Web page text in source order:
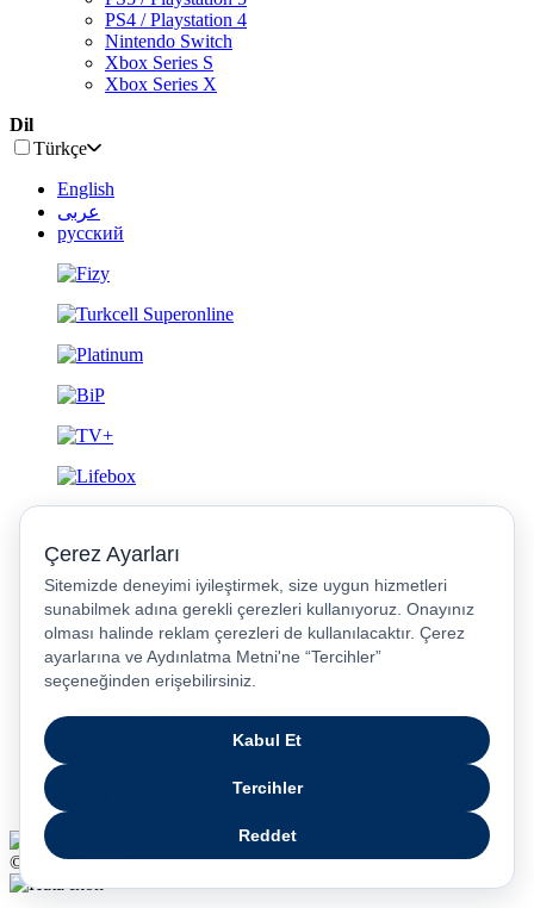
PS4 / Playstation 4
Nintendo Switch
Xbox Series S
Xbox Series X
Dil
Türkçe
English
عربى
русский
© 2026 Turkcell